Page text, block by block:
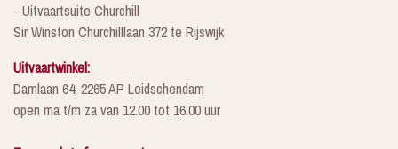
- Uitvaartsuite Churchill
Sir Winston Churchilllaan 372 te Rijswijk
Uitvaartwinkel:
Damlaan 64, 2265 AP Leidschendam
open ma t/m za van 12.00 tot 16.00 uur